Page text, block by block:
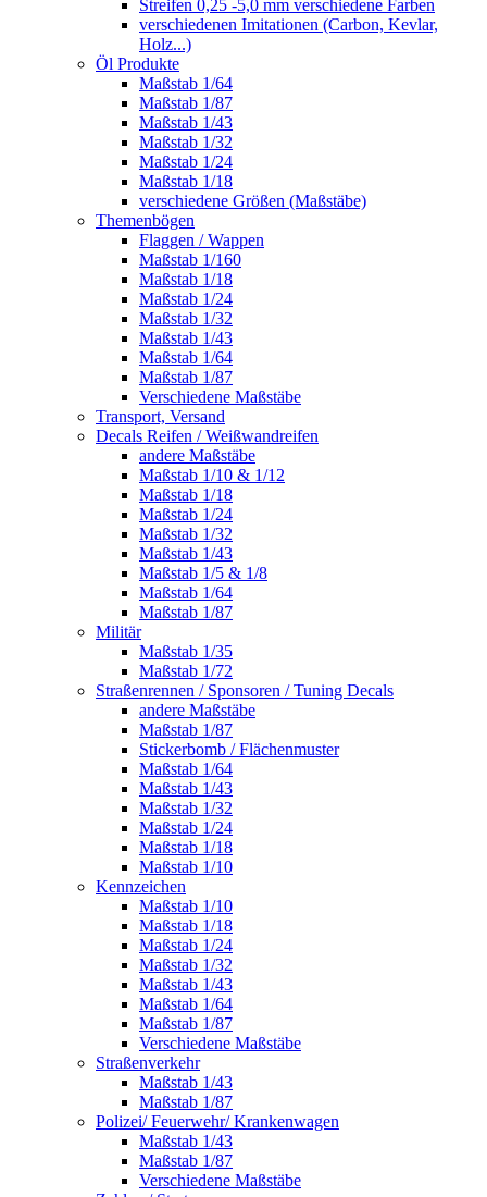
Streifen 0,25 -5,0 mm verschiedene Farben
verschiedenen Imitationen (Carbon, Kevlar,
Holz...)
Öl Produkte
Maßstab 1/64
Maßstab 1/87
Maßstab 1/43
Maßstab 1/32
Maßstab 1/24
Maßstab 1/18
verschiedene Größen (Maßstäbe)
Themenbögen
Flaggen / Wappen
Maßstab 1/160
Maßstab 1/18
Maßstab 1/24
Maßstab 1/32
Maßstab 1/43
Maßstab 1/64
Maßstab 1/87
Verschiedene Maßstäbe
Transport, Versand
Decals Reifen / Weißwandreifen
andere Maßstäbe
Maßstab 1/10 & 1/12
Maßstab 1/18
Maßstab 1/24
Maßstab 1/32
Maßstab 1/43
Maßstab 1/5 & 1/8
Maßstab 1/64
Maßstab 1/87
Militär
Maßstab 1/35
Maßstab 1/72
Straßenrennen / Sponsoren / Tuning Decals
andere Maßstäbe
Maßstab 1/87
Stickerbomb / Flächenmuster
Maßstab 1/64
Maßstab 1/43
Maßstab 1/32
Maßstab 1/24
Maßstab 1/18
Maßstab 1/10
Kennzeichen
Maßstab 1/10
Maßstab 1/18
Maßstab 1/24
Maßstab 1/32
Maßstab 1/43
Maßstab 1/64
Maßstab 1/87
Verschiedene Maßstäbe
Straßenverkehr
Maßstab 1/43
Maßstab 1/87
Polizei/ Feuerwehr/ Krankenwagen
Maßstab 1/43
Maßstab 1/87
Verschiedene Maßstäbe